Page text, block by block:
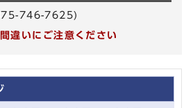
746-7625)
違いにご注意ください